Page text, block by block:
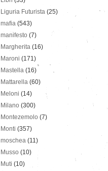
Liguria Futurista (25)
mafia (543)
manifesto (7)
Margherita (16)
Maroni (171)
Mastella (16)
Mattarella (60)
Meloni (14)
Milano (300)
Montezemolo (7)
Monti (357)
moschea (11)
Musso (10)
Muti (10)